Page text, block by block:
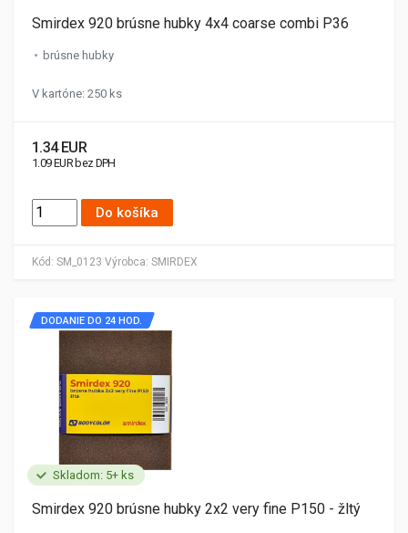
Kód: SM_0123 Výrobca: SMIRDEX
Smirdex 920 brúsne hubky 4x4 coarse combi P36
brúsne hubky
V kartóne: 250 ks
1.34 EUR
1.09 EUR bez DPH
Do košíka
Skladom: 5+ ks
DODANIE DO 24 HOD.
Smirdex 920 brúsne hubky 2x2 very fine P150 - žltý